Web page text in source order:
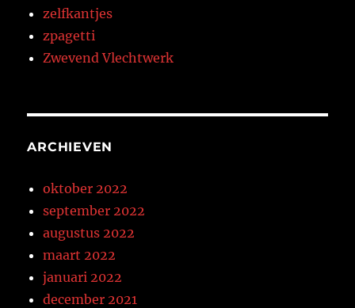
zelfkantjes
zpagetti
Zwevend Vlechtwerk
ARCHIEVEN
oktober 2022
september 2022
augustus 2022
maart 2022
januari 2022
december 2021